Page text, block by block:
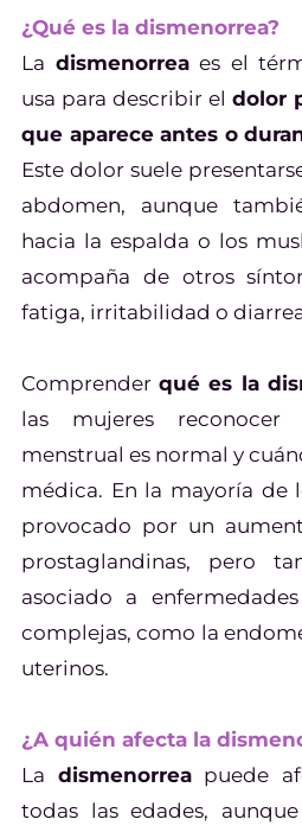
¿Qué es la dismenorrea?
La dismenorreaes el
usa para describir el dolor
que aparece antes o
Este dolor suele
abdomen, aunque
hacia la espalda o los
acompaña de otros
fatiga, irritabilidad o
Comprenderqué es la
las mujeres
menstrual es normal y
médica. En la mayoría de
provocado por un
prostaglandinas, pero
asociado a
complejas, como la
uterinos.
¿A quién afecta la
La dismenorreapuede
todas las edades,